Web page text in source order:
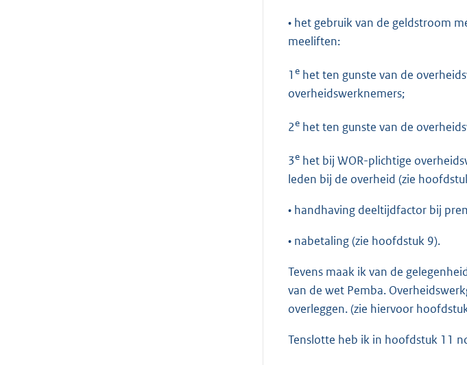
• het gebruik van de geldstroom
meeliften:
1 e het ten gunste van de
overheidswerknemers;
2e het ten gunste van de
3e het bij WOR-plichtige
leden bij de overheid (zie
• handhaving deeltijdfactor bij
• nabetaling (zie hoofdstuk 9).
Tevens maak ik van de
van de wet Pemba.
overleggen. (zie hiervoor
Tenslotte heb ik in hoofdstuk 11